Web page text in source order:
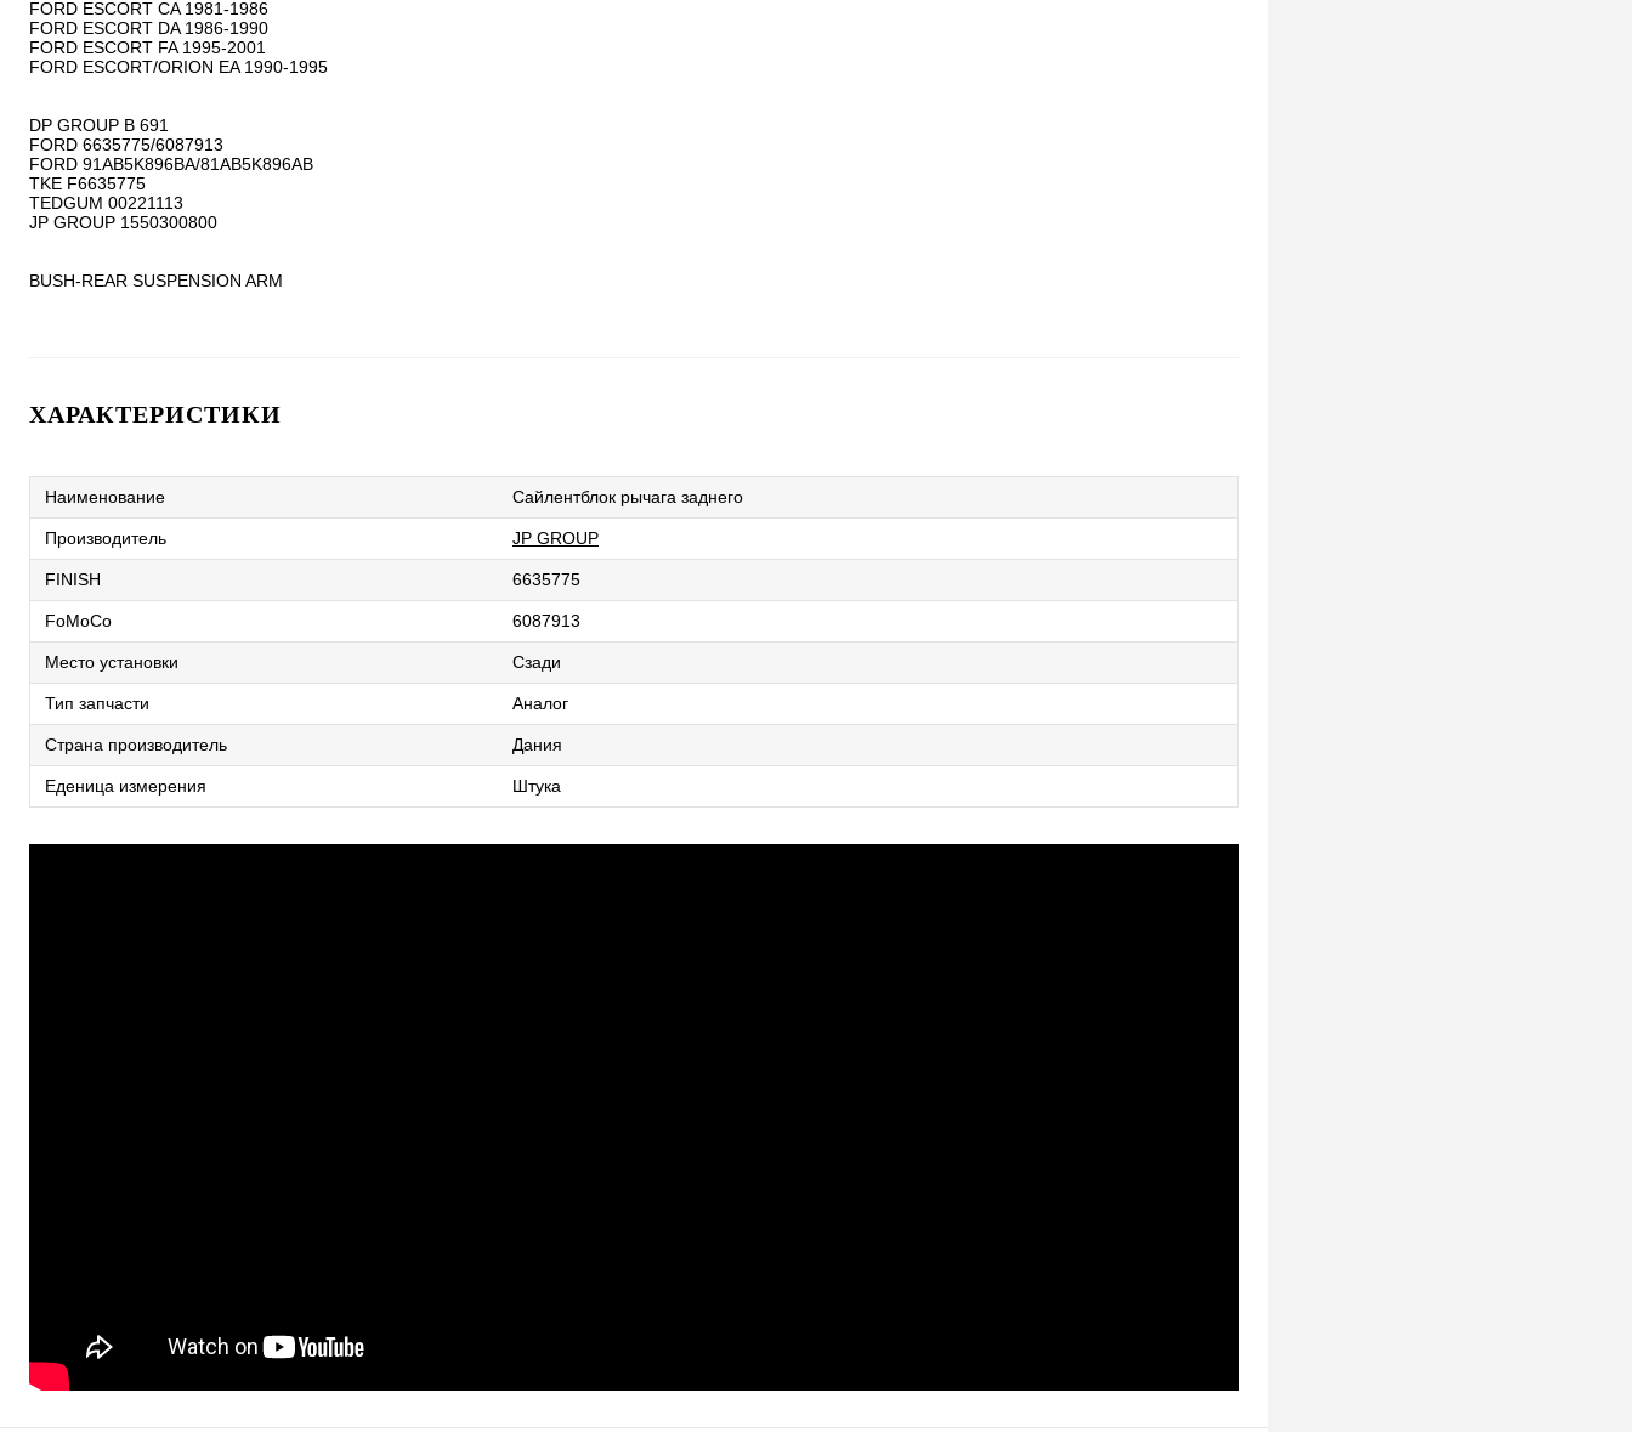
FORD ESCORT CA 1981-1986
FORD ESCORT DA 1986-1990
FORD ESCORT FA 1995-2001
FORD ESCORT/ORION EA 1990-1995
DP GROUP B 691
FORD 6635775/6087913
FORD 91AB5K896BA/81AB5K896AB
TKE F6635775
TEDGUM 00221113
JP GROUP 1550300800
BUSH-REAR SUSPENSION ARM
ХАРАКТЕРИСТИКИ
Наименование Сайлентблок рычага заднего
Производитель JP GROUP
FINISH 6635775
FoMoCo 6087913
Место установки Сзади
Тип запчасти Аналог
Страна производитель Дания
Еденица измерения Штука